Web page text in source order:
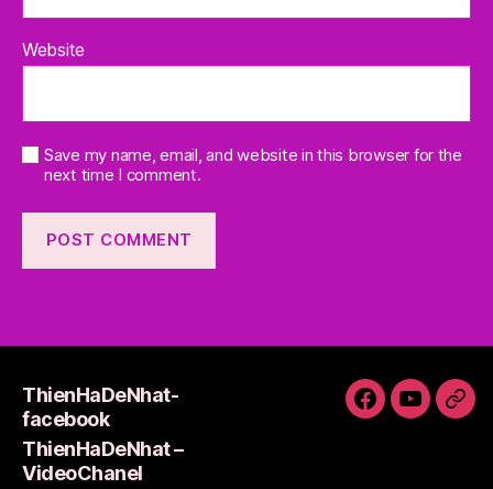
Website
Save my name, email, and website in this browser for the
next time I comment.
ThienHaDeNhat-
facebook
ThienHaDeNhat –
VideoChanel